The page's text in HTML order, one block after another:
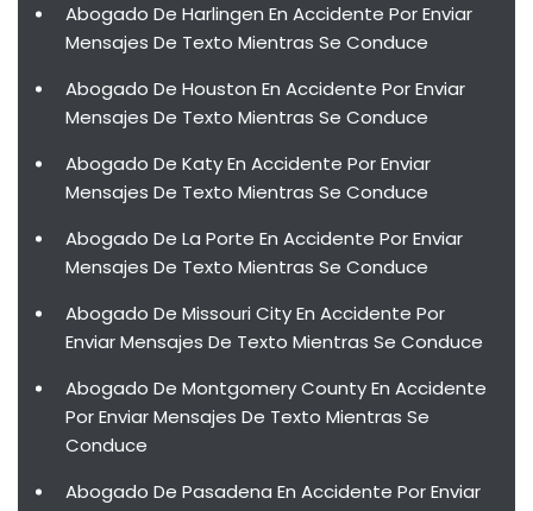
Abogado De Harlingen En Accidente Por Enviar
Mensajes De Texto Mientras Se Conduce
Abogado De Houston En Accidente Por Enviar
Mensajes De Texto Mientras Se Conduce
Abogado De Katy En Accidente Por Enviar
Mensajes De Texto Mientras Se Conduce
Abogado De La Porte En Accidente Por Enviar
Mensajes De Texto Mientras Se Conduce
Abogado De Missouri City En Accidente Por
Enviar Mensajes De Texto Mientras Se Conduce
Abogado De Montgomery County En Accidente
Por Enviar Mensajes De Texto Mientras Se
Conduce
Abogado De Pasadena En Accidente Por Enviar